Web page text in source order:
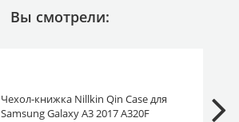
Вы смотрели:
Чехол-книжка Nillkin Qin Case для
Samsung Galaxy A3 2017 A320F